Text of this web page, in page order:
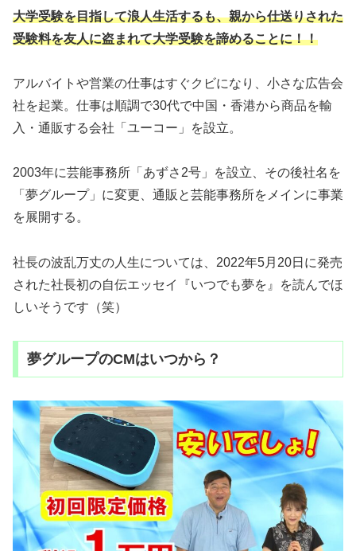
大学受験を目指して浪人生活するも、親から仕送りされた
受験料を友人に盗まれて大学受験を諦めることに！！
アルバイトや営業の仕事はすぐクビになり、小さな広告会
社を起業。仕事は順調で30代で中国・香港から商品を輸
入・通販する会社「ユーコー」を設立。
2003年に芸能事務所「あずさ2号」を設立、その後社名を
「夢グループ」に変更、通販と芸能事務所をメインに事業
を展開する。
社長の波乱万丈の人生については、2022年5月20日に発売
された社長初の自伝エッセイ『いつでも夢を』を読んでほ
しいそうです（笑）
夢グループのCMはいつから？